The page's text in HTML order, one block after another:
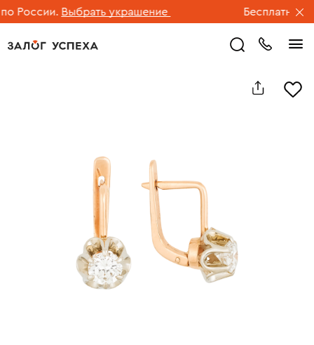
России. Выбрать украшение Бесплатная